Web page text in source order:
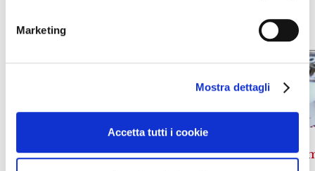
Marketing
Mostra dettagli
Accetta tutti i cookie
News mondo del
vino
News